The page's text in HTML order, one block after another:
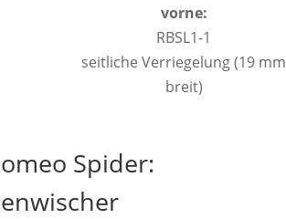
vorne:
RBSL1-1
seitliche Verriegelung (19 mm
breit)
Spider: